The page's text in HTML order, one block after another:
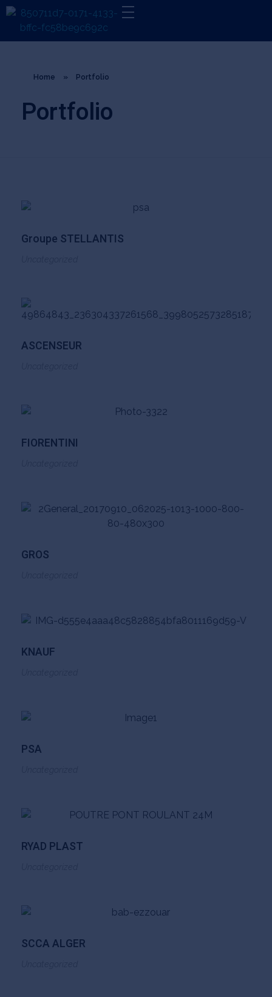
GROUPE SFMAI
ENSEMBLE BATISSONS L'AVENIR
Home » Portfolio
Portfolio
Groupe STELLANTIS
ASCENSEUR
FIORENTINI
GROS
KNAUF
PSA
RYAD PLAST
SCCA ALGER